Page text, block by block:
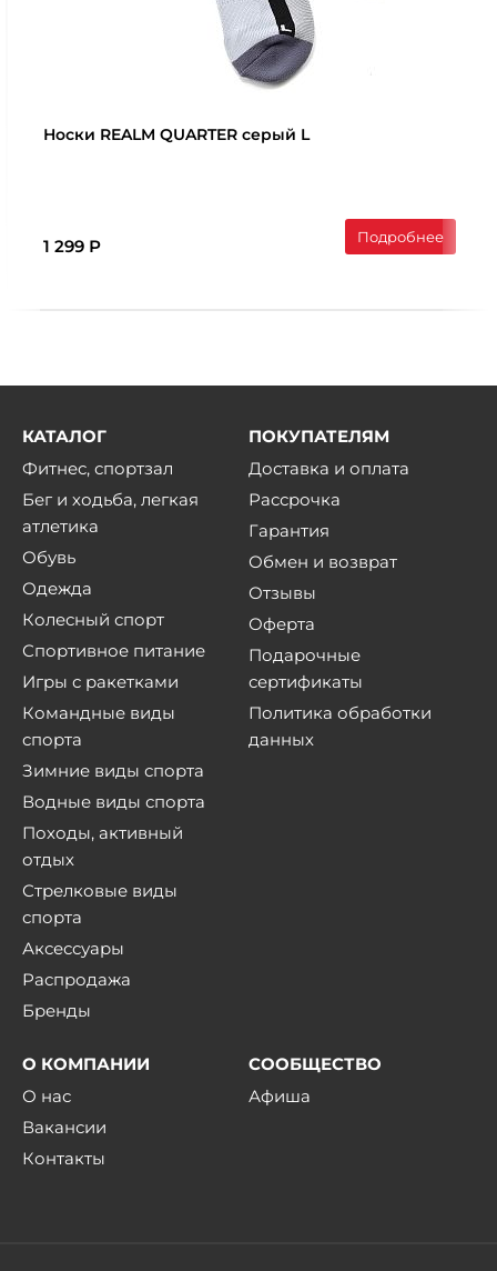
Носки REALM QUARTER серый L
1 299 Р Подробнее
КАТАЛОГ
Фитнес, спортзал
Бег и ходьба, легкая
атлетика
Обувь
Одежда
Колесный спорт
Спортивное питание
Игры с ракетками
Командные виды
спорта
Зимние виды спорта
Водные виды спорта
Походы, активный
отдых
Стрелковые виды
спорта
Аксессуары
Распродажа
Бренды
ПОКУПАТЕЛЯМ
Доставка и оплата
Рассрочка
Гарантия
Обмен и возврат
Отзывы
Оферта
Подарочные
сертификаты
Политика обработки
данных
О КОМПАНИИ
О нас
Вакансии
Контакты
СООБЩЕСТВО
Афиша